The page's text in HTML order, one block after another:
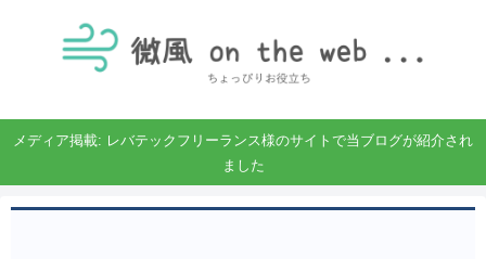
メディア掲載: レバテックフリーランス様のサイトで当ブログが紹介され
ました